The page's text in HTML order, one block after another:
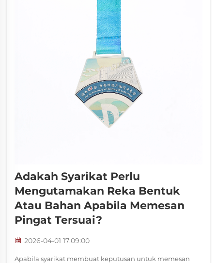
Adakah Syarikat Perlu
Mengutamakan Reka Bentuk
Atau Bahan Apabila Memesan
Pingat Tersuai?
2026-04-01 17:09:00
Apabila syarikat membuat keputusan untuk memesan